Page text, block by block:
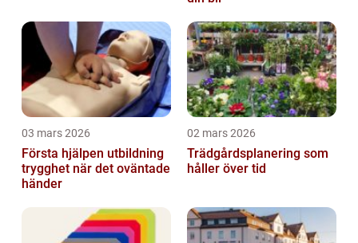
03 mars 2026
Första hjälpen utbildning
trygghet när det oväntade
händer
02 mars 2026
Trädgårdsplanering som
håller över tid